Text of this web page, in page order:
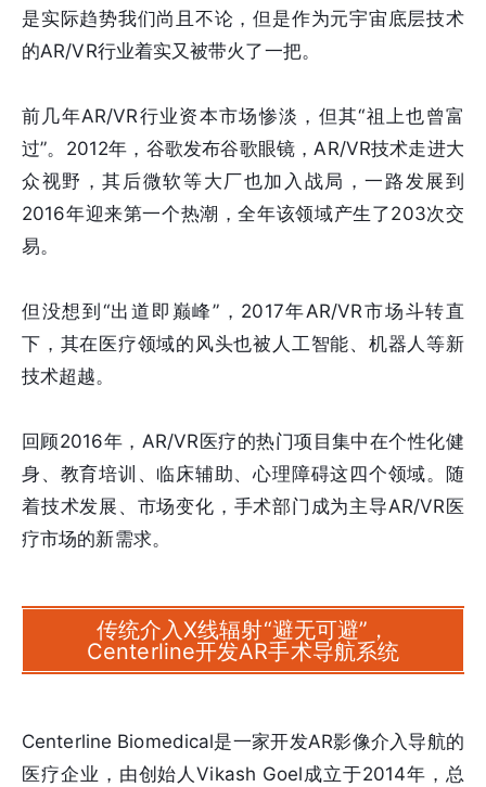
是实际趋势我们尚且不论，但是作为元宇宙底层技术
的AR/VR行业着实又被带火了一把。
前几年AR/VR行业资本市场惨淡，但其“祖上也曾富
过”。2012年，谷歌发布谷歌眼镜，AR/VR技术走进大
众视野，其后微软等大厂也加入战局，一路发展到
2016年迎来第一个热潮，全年该领域产生了203次交
易。
但没想到“出道即巅峰”，2017年AR/VR市场斗转直
下，其在医疗领域的风头也被人工智能、机器人等新
技术超越。
回顾2016年，AR/VR医疗的热门项目集中在个性化健
身、教育培训、临床辅助、心理障碍这四个领域。随
着技术发展、市场变化，手术部门成为主导AR/VR医
疗市场的新需求。
传统介入X线辐射“避无可避”，
Centerline开发AR手术导航系统
Centerline Biomedical是一家开发AR影像介入导航的
医疗企业，由创始人Vikash Goel成立于2014年，总